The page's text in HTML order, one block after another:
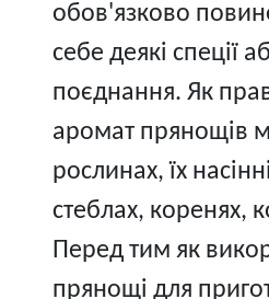
обов'язково
себе деякі спеції
поєднання. Як
аромат прянощів
рослинах, їх
стеблах, коренях,
Перед тим як
прянощі для